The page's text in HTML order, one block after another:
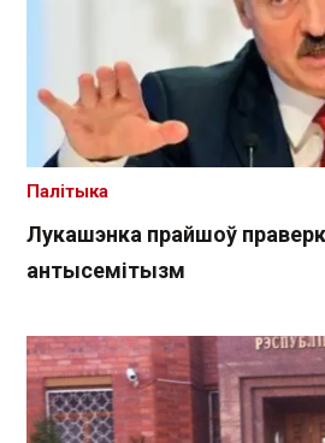
Лукашэнка прайшоў
антысемітызм
Палітыка